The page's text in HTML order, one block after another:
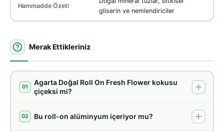
Hammadde Özeti
gliserin ve nemlendiriciler
Merak Ettikleriniz
01
Agarta Doğal Roll On Fresh Flower kokusu
çiçeksi mi?
02 Bu roll-on alüminyum içeriyor mu?